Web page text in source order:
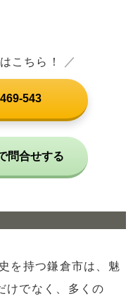
こちら！ ／
543
問合せする
を持つ鎌倉市は、魅
けでなく、多くの